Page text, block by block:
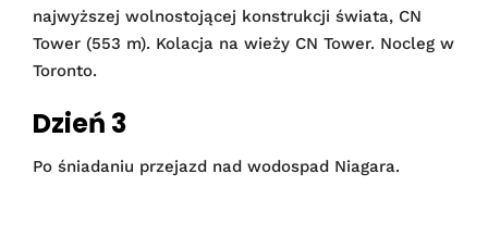
najwyższej wolnostojącej konstrukcji świata, CN
Tower (553 m). Kolacja na wieży CN Tower. Nocleg w
Toronto.
Dzień 3
Po śniadaniu przejazd nad wodospad Niagara.